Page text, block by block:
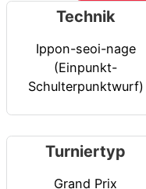
Technik
Ippon-seoi-nage
(Einpunkt-
Schulterpunktwurf)
Turniertyp
Grand Prix